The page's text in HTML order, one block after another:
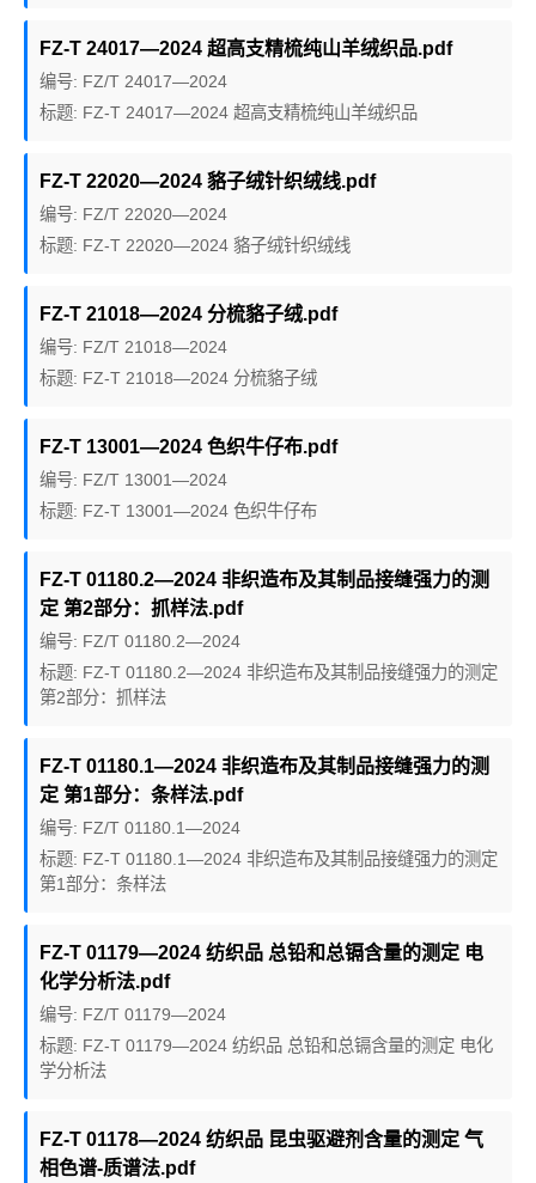
FZ-T 24017—2024 超高支精梳纯山羊绒织品.pdf
编号: FZ/T 24017—2024
标题: FZ-T 24017—2024 超高支精梳纯山羊绒织品
FZ-T 22020—2024 貉子绒针织绒线.pdf
编号: FZ/T 22020—2024
标题: FZ-T 22020—2024 貉子绒针织绒线
FZ-T 21018—2024 分梳貉子绒.pdf
编号: FZ/T 21018—2024
标题: FZ-T 21018—2024 分梳貉子绒
FZ-T 13001—2024 色织牛仔布.pdf
编号: FZ/T 13001—2024
标题: FZ-T 13001—2024 色织牛仔布
FZ-T 01180.2—2024 非织造布及其制品接缝强力的测
定 第2部分：抓样法.pdf
编号: FZ/T 01180.2—2024
标题: FZ-T 01180.2—2024 非织造布及其制品接缝强力的测定
第2部分：抓样法
FZ-T 01180.1—2024 非织造布及其制品接缝强力的测
定 第1部分：条样法.pdf
编号: FZ/T 01180.1—2024
标题: FZ-T 01180.1—2024 非织造布及其制品接缝强力的测定
第1部分：条样法
FZ-T 01179—2024 纺织品 总铅和总镉含量的测定 电
化学分析法.pdf
编号: FZ/T 01179—2024
标题: FZ-T 01179—2024 纺织品 总铅和总镉含量的测定 电化
学分析法
FZ-T 01178—2024 纺织品 昆虫驱避剂含量的测定 气
相色谱-质谱法.pdf